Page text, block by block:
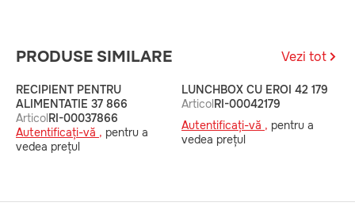
PRODUSE SIMILARE Vezi tot
RECIPIENT PENTRU
ALIMENTATIE 37 866
ArticolRI-00037866
Autentificați-vă , pentru a
vedea prețul
LUNCHBOX CU EROI 42 179
ArticolRI-00042179
Autentificați-vă , pentru a
vedea prețul